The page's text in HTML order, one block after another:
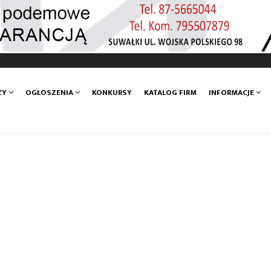
OGŁOSZENIA KONKURSY KATALOG FIRM INFORMACJE